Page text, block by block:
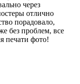
через
отлично
порадовало,
без проблем, все
печати фото!